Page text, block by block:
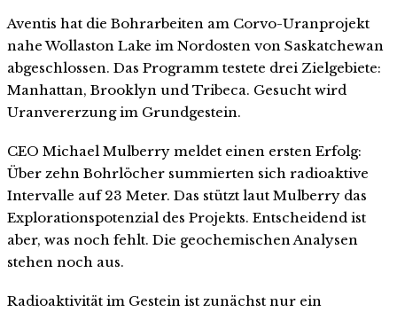
Aventis hat die Bohrarbeiten am Corvo-Uranprojekt
nahe Wollaston Lake im Nordosten von Saskatchewan
abgeschlossen. Das Programm testete drei Zielgebiete:
Manhattan, Brooklyn und Tribeca. Gesucht wird
Uranvererzung im Grundgestein.
CEO Michael Mulberry meldet einen ersten Erfolg:
Über zehn Bohrlöcher summierten sich radioaktive
Intervalle auf 23 Meter. Das stützt laut Mulberry das
Explorationspotenzial des Projekts. Entscheidend ist
aber, was noch fehlt. Die geochemischen Analysen
stehen noch aus.
Radioaktivität im Gestein ist zunächst nur ein